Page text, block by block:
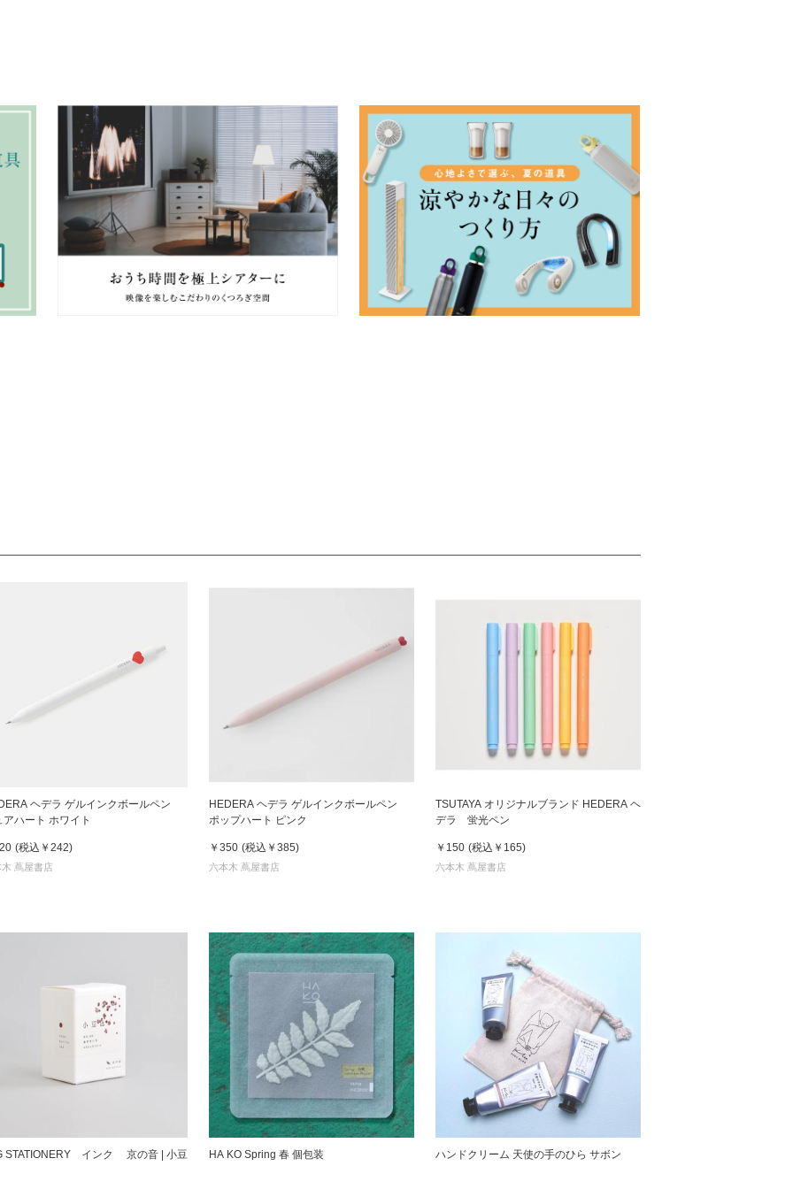
ヘデラ ゲルインクボールペン
アハート ホワイト
(税込 ￥242)
蔦屋書店
HEDERA ヘデラ ゲルインクボールペン
ポップハート ピンク
￥350 (税込 ￥385)
六本木 蔦屋書店
TSUTAYA オリジナルブランド HEDERA ヘ
デラ 蛍光ペン
￥150 (税込 ￥165)
六本木 蔦屋書店
STATIONERY インク 京の音 | 小豆 HA KO Spring 春 個包装 ハンドクリーム 天使の手のひら サボン